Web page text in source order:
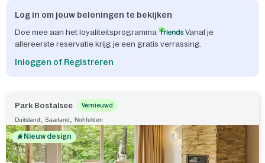
Log in om jouw beloningen te bekijken
Doe mee aan het loyaliteitsprogramma
Vanaf je
allereerste reservatie krijg je een gratis verrassing.
Inloggen of Registreren
Park Bostalsee Vernieuwd
Duitsland Saarland Nohfelden
Nieuw design